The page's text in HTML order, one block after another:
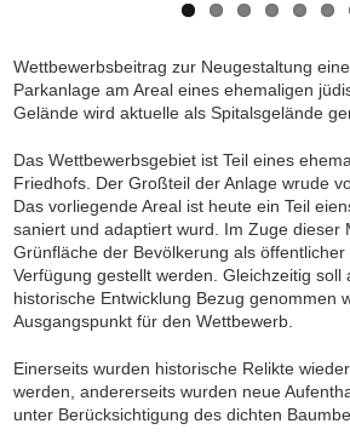
Wettbewerbsbeitrag zur Neugestaltung
Parkanlage am Areal eines ehemaligen
Gelände wird aktuelle als Spitalsgelände
Das Wettbewerbsgebiet ist Teil eines
Friedhofs. Der Großteil der Anlage wrude
Das vorliegende Areal ist heute ein Teil
saniert und adaptiert wurd. Im Zuge dieser
Grünfläche der Bevölkerung als
Verfügung gestellt werden. Gleichzeitig soll
historische Entwicklung Bezug genommen
Ausgangspunkt für den Wettbewerb.
Einerseits wurden historische Relikte
werden, andererseits wurden neue
unter Berücksichtigung des dichten